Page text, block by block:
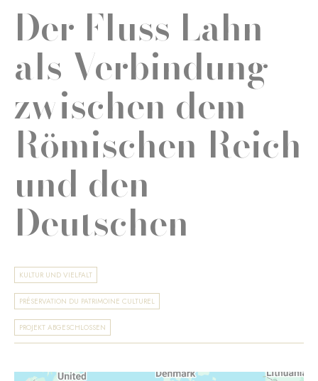
Der Fluss Lahn
als Verbindung
zwischen dem
Römischen Reich
und den
Deutschen
KULTUR UND VIELFALT
PRÉSERVATION DU PATRIMOINE CULTUREL
PROJEKT ABGESCHLOSSEN